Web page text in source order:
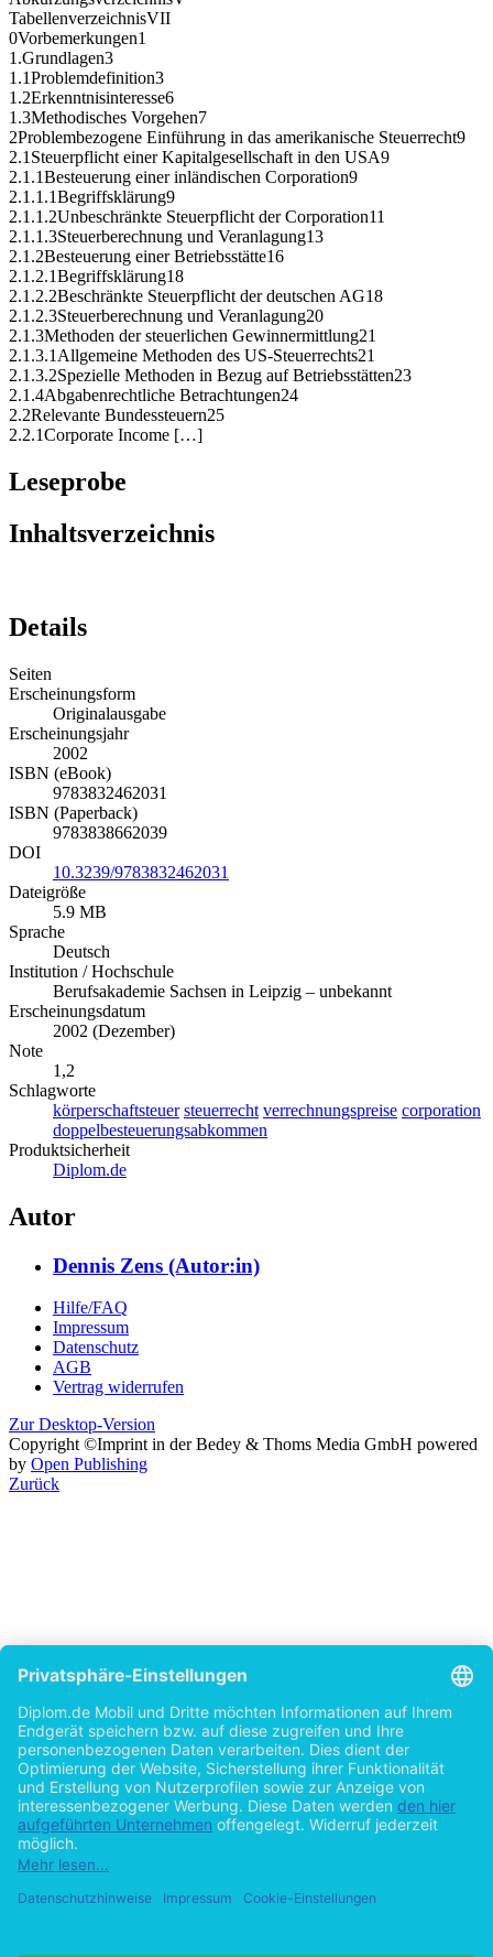
TabellenverzeichnisVII
0Vorbemerkungen1
1.Grundlagen3
1.1Problemdefinition3
1.2Erkenntnisinteresse6
1.3Methodisches Vorgehen7
2Problembezogene Einführung in das amerikanische Steuerrecht9
2.1Steuerpflicht einer Kapitalgesellschaft in den USA9
2.1.1Besteuerung einer inländischen Corporation9
2.1.1.1Begriffsklärung9
2.1.1.2Unbeschränkte Steuerpflicht der Corporation11
2.1.1.3Steuerberechnung und Veranlagung13
2.1.2Besteuerung einer Betriebsstätte16
2.1.2.1Begriffsklärung18
2.1.2.2Beschränkte Steuerpflicht der deutschen AG18
2.1.2.3Steuerberechnung und Veranlagung20
2.1.3Methoden der steuerlichen Gewinnermittlung21
2.1.3.1Allgemeine Methoden des US-Steuerrechts21
2.1.3.2Spezielle Methoden in Bezug auf Betriebsstätten23
2.1.4Abgabenrechtliche Betrachtungen24
2.2Relevante Bundessteuern25
2.2.1Corporate Income […]
Leseprobe
Inhaltsverzeichnis
Details
Seiten
Erscheinungsform
Originalausgabe
Erscheinungsjahr
2002
ISBN (eBook)
9783832462031
ISBN (Paperback)
9783838662039
DOI
10.3239/9783832462031
Dateigröße
5.9 MB
Sprache
Deutsch
Institution / Hochschule
Berufsakademie Sachsen in Leipzig – unbekannt
Erscheinungsdatum
2002 (Dezember)
Note
1,2
Schlagworte
körperschaftsteuer steuerrecht verrechnungspreise corporation
doppelbesteuerungsabkommen
Produktsicherheit
Diplom.de
Autor
Dennis Zens (Autor:in)
Hilfe/FAQ
Impressum
Datenschutz
AGB
Vertrag widerrufen
Zur Desktop-Version
Copyright ©Imprint in der Bedey & Thoms Media GmbH powered
by Open Publishing
Zurück